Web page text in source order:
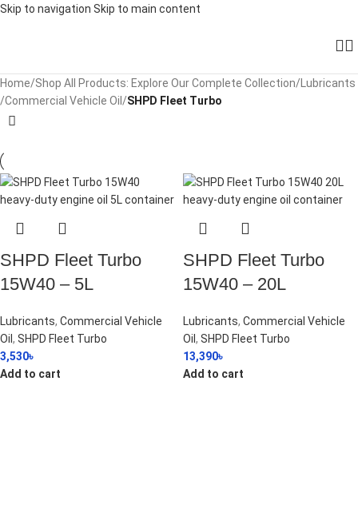
Skip to navigation Skip to main content
Home/Shop All Products: Explore Our Complete Collection/ Lubricants
/Commercial Vehicle Oil /SHPD Fleet Turbo
SHPD Fleet Turbo
15W40 – 5L
Lubricants, Commercial Vehicle
Oil , SHPD Fleet Turbo
3,530৳
Add to cart
SHPD Fleet Turbo
15W40 – 20L
Lubricants, Commercial Vehicle
Oil , SHPD Fleet Turbo
13,390৳
Add to cart